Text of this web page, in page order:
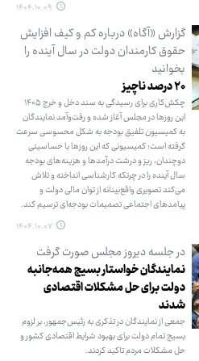
۱۴۰۴.۱۰.۰۹
گزارش «آگاه» درباره کم و کیف افزایش
حقوق کارمندان دولت در سال آینده را
بخوانید
۲۰ درصد ناچیز
چکش‌کاری برای رسیدگی به سند دخل و خرج ۱۴۰۵
این روزها در مجلس آغاز شده و رفت‌وآمد نمایندگان
به کمیسیون تلفیق بودجه به شکل محسوسی سرعت
گرفته است؛ کمیسیونی که این روزها با حساسیتی
دوچندان، ریز و درشت درآمدها و هزینه‌های بودجه
سال آینده را در چرتکه کارشناسی انداخته و تلاش
می‌کند تصویری واقع‌بینانه از توان مالی دولت و
پیامدهای اجتماعی تصمیمات بودجه‌ای ترسیم کند.
۱۴۰۴.۱۰.۰۷
در جلسه دیروز مجلس صورت گرفت
نمایندگان خواستار بسیج همه‌جانبه
دولت برای حل مشکلات اقتصادی
شدند
جمعی از نمایندگان در تذکری به رئیس‌جمهور، بر لزوم
بسیج تمام دولت برای بهبود شرایط اقتصادی کشور و
حل مشکلات مردم تاکید کردند.